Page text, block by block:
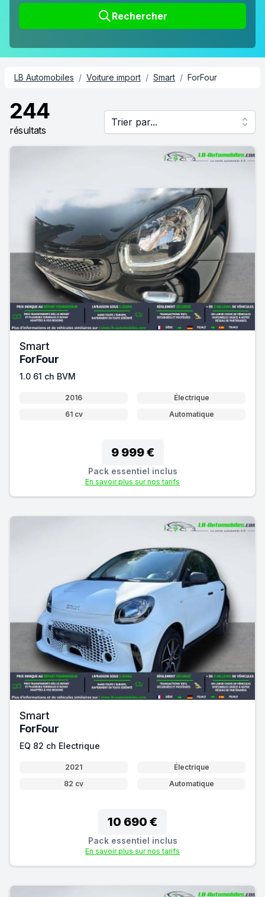
Rechercher
LB Automobiles / Voiture import / Smart / ForFour
244
résultats
Trier par...
Smart
ForFour
1.0 61 ch BVM
2016
Électrique
61 cv
Automatique
9 999 €
Pack essentiel inclus
En savoir plus sur nos tarifs
Smart
ForFour
EQ 82 ch Electrique
2021
Électrique
82 cv
Automatique
10 690 €
Pack essentiel inclus
En savoir plus sur nos tarifs